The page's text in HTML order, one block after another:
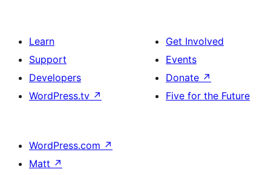
Learn
Support
Developers
WordPress.tv ↗
Get Involved
Events
Donate ↗
Five for the Future
WordPress.com ↗
Matt ↗